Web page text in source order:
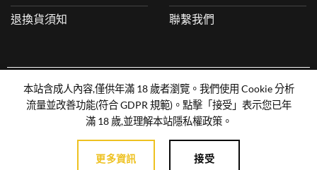
退換貨須知 聯繫我們
COPYRIGHT 2025 © aiPEAK LTD ALL RIGHTS RESERVED
Visa MasterCardAmerican
Express
JCB
本站含成人內容,僅供年滿 18 歲者瀏覽。我們使用 Cookie 分析
流量並改善功能(符合 GDPR 規範)。點擊「接受」表示您已年
滿 18 歲,並理解本站隱私權政策。
更多資訊 接受